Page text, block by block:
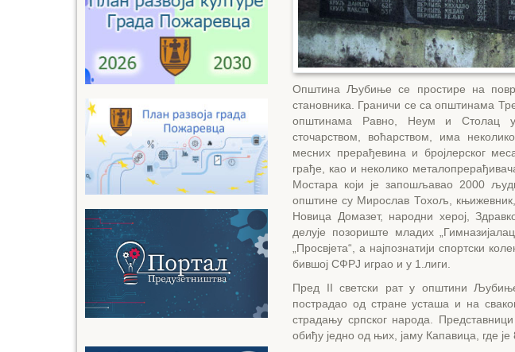
Општина Љубиње се простире на
становника. Граничи се са општинама
општинама Равно, Неум и Столац у
сточарством, воћарством, има
месних прерађевина и бројлерског
грађе, као и неколико
Мостара који је запошљавао 2000
општине су Мирослав Тохољ,
Новица Домазет, народни херој,
делује позориште младих
„Просвјета“, а најпознатији спортски
бившој СФРЈ играо и у 1.лиги.
Пред II светски рат у општини
пострадао од стране усташа и на
страдању српског народа.
обиђу једно од њих, јаму Капавица, где